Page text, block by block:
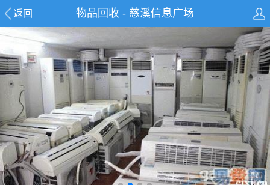
返回 物品回收 - 慈溪信息广场